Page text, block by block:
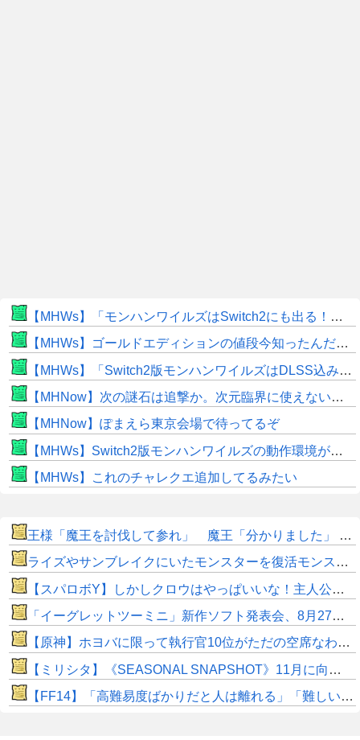
【MHWs】「モンハンワイルズはSwitch2にも出る！」👈こいつにかけたい言葉ｗｗｗｗｗｗｗｗｗ
【MHWs】ゴールドエディションの値段今知ったんだけどやっっっっっっすwwwww
【MHWs】「Switch2版モンハンワイルズはDLSS込みで最大1440p動作」
【MHNow】次の謎石は追撃か。次元臨界に使えない時点で闘気活性以下のスキルだわ
【MHNow】ぽまえら東京会場で待ってるぞ
【MHWs】Switch2版モンハンワイルズの動作環境が判明！
【MHWs】これのチャレクエ追加してるみたい
王様「魔王を討伐して参れ」 魔王「分かりました」 後編
ライズやサンブレイクにいたモンスターを復活モンスターと呼ぶのはやめよう
【スパロボY】しかしクロウはやっぱいいな！主人公として魅力的すぎる…！
「イーグレットツーミニ」新作ソフト発表会、8月27日に配信へ！
【原神】ホヨバに限って執行官10位がただの空席なわけない！
【ミリシタ】《SEASONAL SNAPSHOT》11月に向けて音無小鳥、青羽美咲が登場!!「勤労感謝」をイメージしたグッズが受注開始!!
​【FF14】「高難易度ばかりだと人は離れる」「難しいのも大事！」←このエオルゼアの未解決問題、大先輩であるWorld of Warcraftはどうしてる？